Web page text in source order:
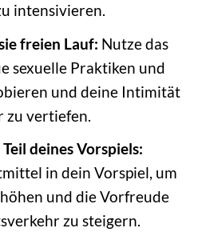
intensivieren.
freien Lauf: Nutze das
sexuelle Praktiken und
und deine Intimität
zu vertiefen.
deines Vorspiels:
in dein Vorspiel, um
und die Vorfreude
zu steigern.